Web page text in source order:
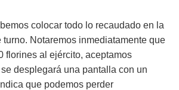
colocar todo lo recaudado en la
turno. Notaremos inmediatamente que
florines al ejército, aceptamos
desplegará una pantalla con un
que podemos perder